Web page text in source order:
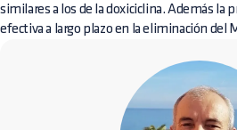
similares a los de la doxiciclina. Además la
efectiva a largo plazo en la eliminación del